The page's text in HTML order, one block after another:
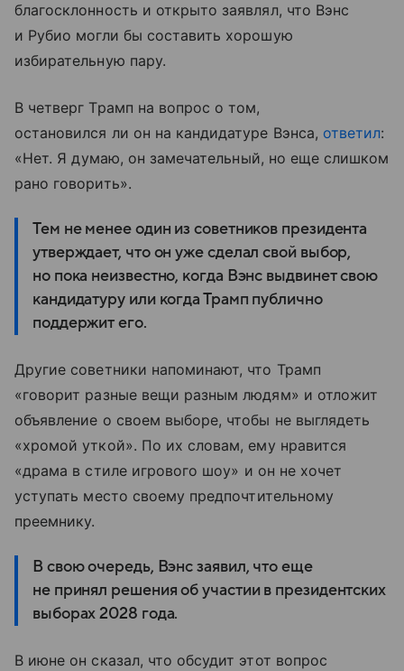
благосклонность и открыто заявлял, что Вэнс
и Рубио могли бы составить хорошую
избирательную пару.
В четверг Трамп на вопрос о том,
остановился ли он на кандидатуре Вэнса, ответил:
«Нет. Я думаю, он замечательный, но еще слишком
рано говорить».
Тем не менее один из советников президента
утверждает, что он уже сделал свой выбор,
но пока неизвестно, когда Вэнс выдвинет свою
кандидатуру или когда Трамп публично
поддержит его.
Другие советники напоминают, что Трамп
«говорит разные вещи разным людям» и отложит
объявление о своем выборе, чтобы не выглядеть
«хромой уткой». По их словам, ему нравится
«драма в стиле игрового шоу» и он не хочет
уступать место своему предпочтительному
преемнику.
В свою очередь, Вэнс заявил, что еще
не принял решения об участии в президентских
выборах 2028 года.
В июне он сказал, что обсудит этот вопрос